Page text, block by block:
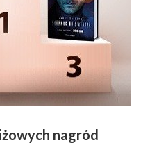
nagród